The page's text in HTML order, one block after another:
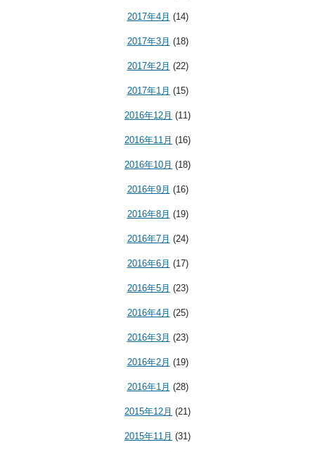
2017年4月 (14)
2017年3月 (18)
2017年2月 (22)
2017年1月 (15)
2016年12月 (11)
2016年11月 (16)
2016年10月 (18)
2016年9月 (16)
2016年8月 (19)
2016年7月 (24)
2016年6月 (17)
2016年5月 (23)
2016年4月 (25)
2016年3月 (23)
2016年2月 (19)
2016年1月 (28)
2015年12月 (21)
2015年11月 (31)